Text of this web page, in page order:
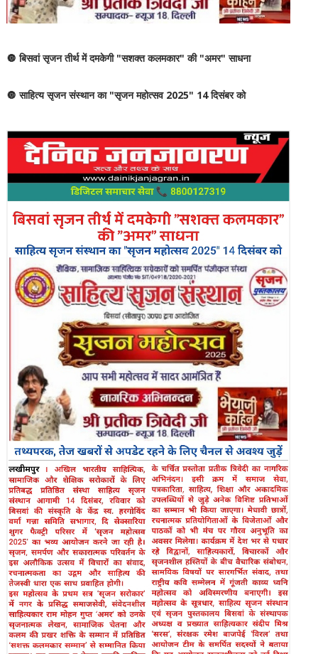
🔘 बिसवां सृजन तीर्थ में दमकेगी "सशक्त कलमकार" की "अमर" साधना
🔘 साहित्य सृजन संस्थान का "सृजन महोत्सव 2025" 14 दिसंबर को